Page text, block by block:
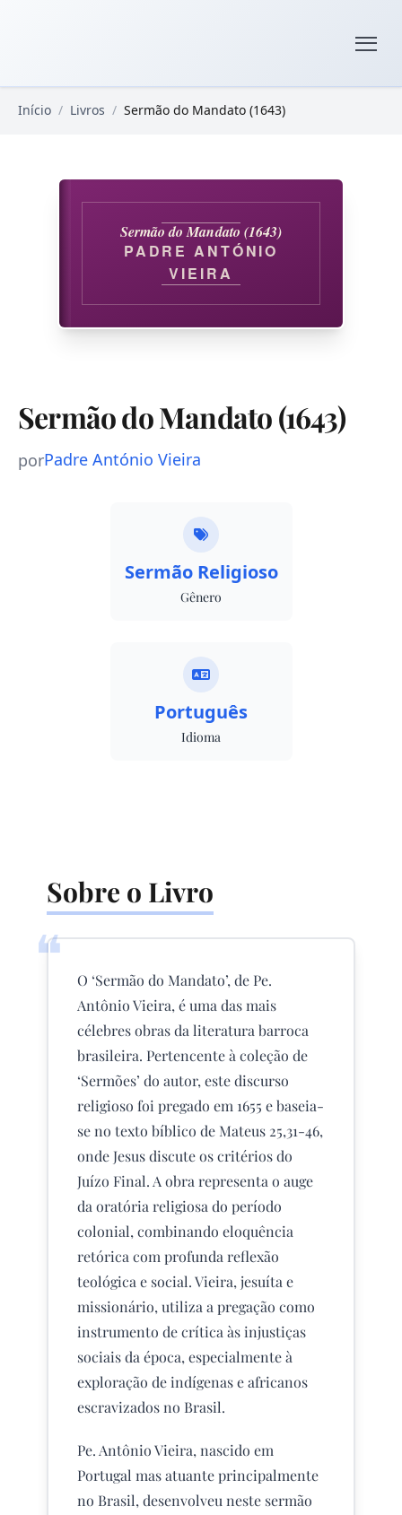
Início / Livros / Sermão do Mandato (1643)
Sermão do Mandato (1643)
PADRE ANTÓNIO
VIEIRA
Sermão do Mandato (1643)
porPadre António Vieira
Sermão Religioso
Gênero
Português
Idioma
Sobre o Livro
❝
O ‘Sermão do Mandato’, de Pe.
Antônio Vieira, é uma das mais
célebres obras da literatura barroca
brasileira. Pertencente à coleção de
‘Sermões’ do autor, este discurso
religioso foi pregado em 1655 e baseia-
se no texto bíblico de Mateus 25,31-46,
onde Jesus discute os critérios do
Juízo Final. A obra representa o auge
da oratória religiosa do período
colonial, combinando eloquência
retórica com profunda reflexão
teológica e social. Vieira, jesuíta e
missionário, utiliza a pregação como
instrumento de crítica às injustiças
sociais da época, especialmente à
exploração de indígenas e africanos
escravizados no Brasil.
Pe. Antônio Vieira, nascido em
Portugal mas atuante principalmente
no Brasil, desenvolveu neste sermão